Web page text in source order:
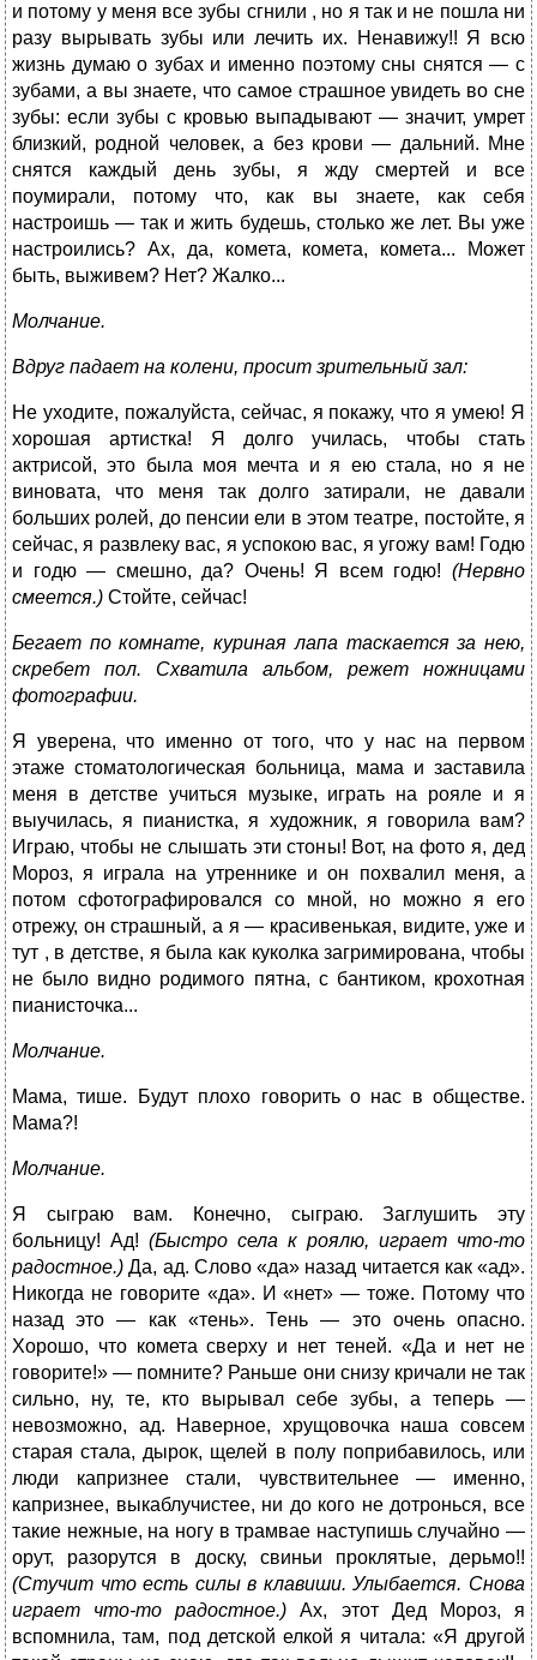
и потому у меня все зубы сгнили , но я так и не пошла ни
разу вырывать зубы или лечить их. Ненавижу!! Я всю
жизнь думаю о зубах и именно поэтому сны снятся — с
зубами, а вы знаете, что самое страшное увидеть во сне
зубы: если зубы с кровью выпадывают — значит, умрет
близкий, родной человек, а без крови — дальний. Мне
снятся каждый день зубы, я жду смертей и все
поумирали, потому что, как вы знаете, как себя
настроишь — так и жить будешь, столько же лет. Вы уже
настроились? Ах, да, комета, комета, комета... Может
быть, выживем? Нет? Жалко...
Молчание.
Вдруг падает на колени, просит зрительный зал:
Не уходите, пожалуйста, сейчас, я покажу, что я умею! Я
хорошая артистка! Я долго училась, чтобы стать
актрисой, это была моя мечта и я ею стала, но я не
виновата, что меня так долго затирали, не давали
больших ролей, до пенсии ели в этом театре, постойте, я
сейчас, я развлеку вас, я успокою вас, я угожу вам! Годю
и годю — смешно, да? Очень! Я всем годю! (Нервно
смеется.) Стойте, сейчас!
Бегает по комнате, куриная лапа таскается за нею,
скребет пол. Схватила альбом, режет ножницами
фотографии.
Я уверена, что именно от того, что у нас на первом
этаже стоматологическая больница, мама и заставила
меня в детстве учиться музыке, играть на рояле и я
выучилась, я пианистка, я художник, я говорила вам?
Играю, чтобы не слышать эти стоны! Вот, на фото я, дед
Мороз, я играла на утреннике и он похвалил меня, а
потом сфотографировался со мной, но можно я его
отрежу, он страшный, а я — красивенькая, видите, уже и
тут , в детстве, я была как куколка загримирована, чтобы
не было видно родимого пятна, с бантиком, крохотная
пианисточка...
Молчание.
Мама, тише. Будут плохо говорить о нас в обществе.
Мама?!
Молчание.
Я сыграю вам. Конечно, сыграю. Заглушить эту
больницу! Ад! (Быстро села к роялю, играет что-то
радостное.) Да, ад. Слово «да» назад читается как «ад».
Никогда не говорите «да». И «нет» — тоже. Потому что
назад это — как «тень». Тень — это очень опасно.
Хорошо, что комета сверху и нет теней. «Да и нет не
говорите!» — помните? Раньше они снизу кричали не так
сильно, ну, те, кто вырывал себе зубы, а теперь —
невозможно, ад. Наверное, хрущовочка наша совсем
старая стала, дырок, щелей в полу поприбавилось, или
люди капризнее стали, чувствительнее — именно,
капризнее, выкаблучистее, ни до кого не дотронься, все
такие нежные, на ногу в трамвае наступишь случайно —
орут, разорутся в доску, свиньи проклятые, дерьмо!!
(Стучит что есть силы в клавиши. Улыбается. Снова
играет что-то радостное.) Ах, этот Дед Мороз, я
вспомнила, там, под детской елкой я читала: «Я другой